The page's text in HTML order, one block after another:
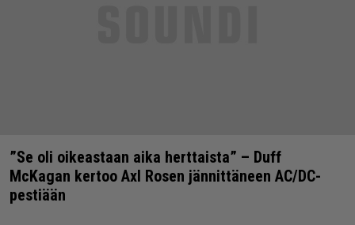
”Se oli oikeastaan aika herttaista” – Duff
McKagan kertoo Axl Rosen jännittäneen AC/DC-
pestiään